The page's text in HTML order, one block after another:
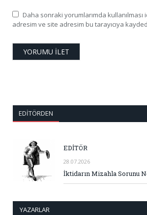
Daha sonraki yorumlarımda kullanılması
adresim ve site adresim bu tarayıcıya
EDITÖRDEN
EDİTÖR
28.07.2026
İktidarın Mizahla Sorunu
YAZARLAR